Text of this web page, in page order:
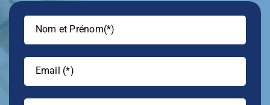
Nom et Prénom(*)
Email (*)